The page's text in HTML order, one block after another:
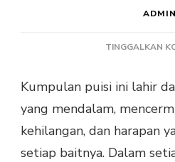
ADMIN
TINGGALKAN
Kumpulan puisi ini lahir
yang mendalam,
kehilangan, dan harapan
setiap baitnya. Dalam